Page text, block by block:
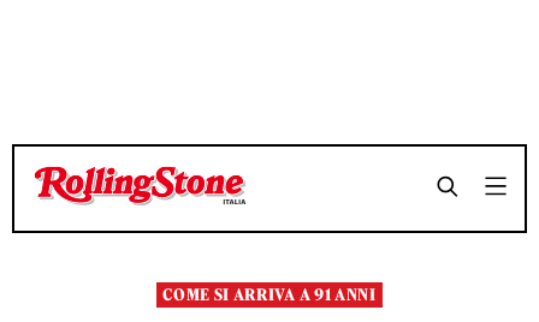
TEMPO DI LETTURA 6 MINUTI SHARE
TEMPO DI LETTURA 6 MINUTI SHARE
COME SI ARRIVA A 91 ANNI